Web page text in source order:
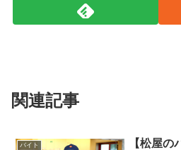
関連記事
バイト
【松屋